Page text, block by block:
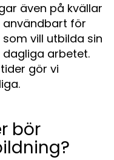
även på kvällar
användbart för
vill utbilda sin
arbetet.
gör vi
bör